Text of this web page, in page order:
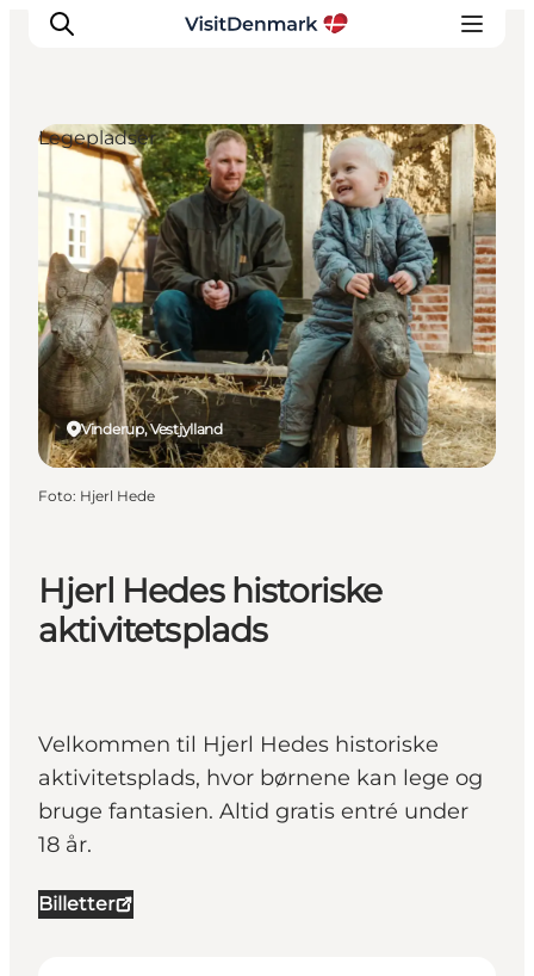
Inspiration
Destinationer
Oplevelser
Overnatning
Planlæg ferien
Hjerl Hedes historiske
aktivitetsplads
Velkommen til Hjerl Hedes historiske
aktivitetsplads, hvor børnene kan lege og
bruge fantasien. Altid gratis entré under
18 år.
Billetter
Vinderup, Vestjylland
Legepladser
Foto: Hjerl Hede